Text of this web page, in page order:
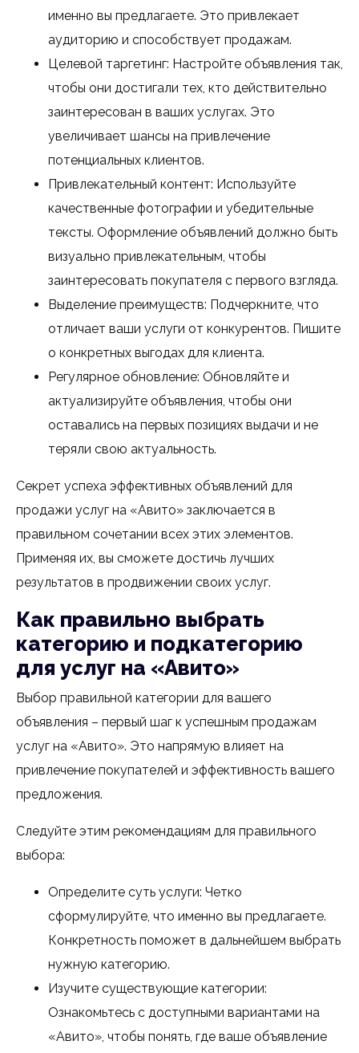
именно вы предлагаете. Это привлекает
аудиторию и способствует продажам.
Целевой таргетинг: Настройте объявления так,
чтобы они достигали тех, кто действительно
заинтересован в ваших услугах. Это
увеличивает шансы на привлечение
потенциальных клиентов.
Привлекательный контент: Используйте
качественные фотографии и убедительные
тексты. Оформление объявлений должно быть
визуально привлекательным, чтобы
заинтересовать покупателя с первого взгляда.
Выделение преимуществ: Подчеркните, что
отличает ваши услуги от конкурентов. Пишите
о конкретных выгодах для клиента.
Регулярное обновление: Обновляйте и
актуализируйте объявления, чтобы они
оставались на первых позициях выдачи и не
теряли свою актуальность.
Секрет успеха эффективных объявлений для
продажи услуг на «Авито» заключается в
правильном сочетании всех этих элементов.
Применяя их, вы сможете достичь лучших
результатов в продвижении своих услуг.
Как правильно выбрать
категорию и подкатегорию
для услуг на «Авито»
Выбор правильной категории для вашего
объявления – первый шаг к успешным продажам
услуг на «Авито». Это напрямую влияет на
привлечение покупателей и эффективность вашего
предложения.
Следуйте этим рекомендациям для правильного
выбора:
Определите суть услуги: Четко
сформулируйте, что именно вы предлагаете.
Конкретность поможет в дальнейшем выбрать
нужную категорию.
Изучите существующие категории:
Ознакомьтесь с доступными вариантами на
«Авито», чтобы понять, где ваше объявление